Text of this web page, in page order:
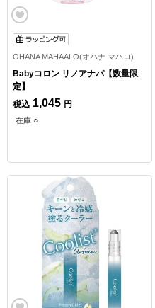
OHANA MAHAALO(オハナ マハロ)
Babyコロン リノアナパ【数量限
定】
税込 1,045 円
在庫 ○